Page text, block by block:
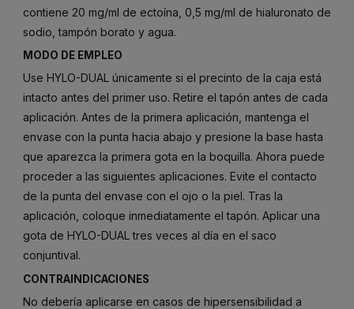
contiene 20 mg/ml de ectoína, 0,5 mg/ml de hialuronato de
sodio, tampón borato y agua.
MODO DE EMPLEO
Use HYLO-DUAL únicamente si el precinto de la caja está
intacto antes del primer uso. Retire el tapón antes de cada
aplicación. Antes de la primera aplicación, mantenga el
envase con la punta hacia abajo y presione la base hasta
que aparezca la primera gota en la boquilla. Ahora puede
proceder a las siguientes aplicaciones. Evite el contacto
de la punta del envase con el ojo o la piel. Tras la
aplicación, coloque inmediatamente el tapón. Aplicar una
gota de HYLO-DUAL tres veces al día en el saco
conjuntival.
CONTRAINDICACIONES
No debería aplicarse en casos de hipersensibilidad a